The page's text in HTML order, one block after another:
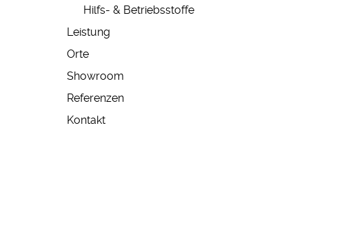
Hilfs- & Betriebsstoffe
Leistung
Orte
Showroom
Referenzen
Kontakt